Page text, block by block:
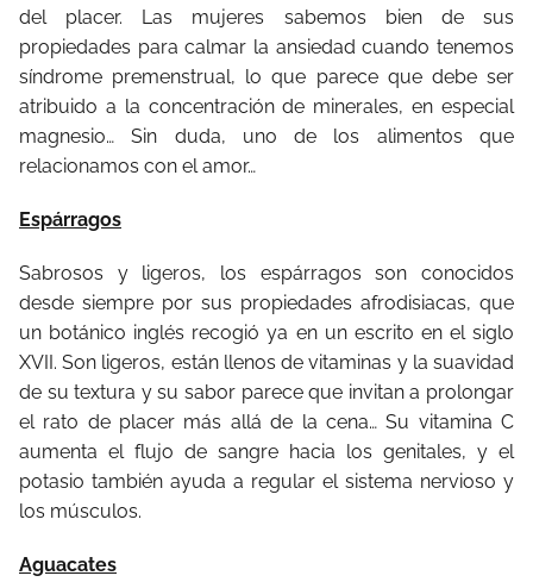
del placer. Las mujeres sabemos bien de sus
propiedades para calmar la ansiedad cuando tenemos
síndrome premenstrual, lo que parece que debe ser
atribuido a la concentración de minerales, en especial
magnesio… Sin duda, uno de los alimentos que
relacionamos con el amor…
Espárragos
Sabrosos y ligeros, los espárragos son conocidos
desde siempre por sus propiedades afrodisiacas, que
un botánico inglés recogió ya en un escrito en el siglo
XVII. Son ligeros, están llenos de vitaminas y la suavidad
de su textura y su sabor parece que invitan a prolongar
el rato de placer más allá de la cena… Su vitamina C
aumenta el flujo de sangre hacia los genitales, y el
potasio también ayuda a regular el sistema nervioso y
los músculos.
Aguacates